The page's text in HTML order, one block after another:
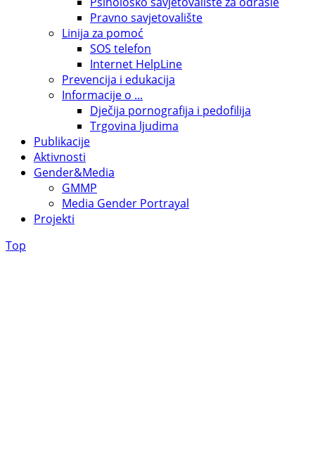
Pravno savjetovalište
Linija za pomoć
SOS telefon
Internet HelpLine
Prevencija i edukacija
Informacije o ...
Dječija pornografija i pedofilija
Trgovina ljudima
Publikacije
Aktivnosti
Gender&Media
GMMP
Media Gender Portrayal
Projekti
Top